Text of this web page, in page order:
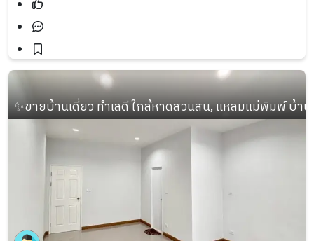
✨ขายบ้านเดี่ยว ทำเลดี ใกล้หาดสวนสน, แหลมแม่พิมพ์ บ้าน